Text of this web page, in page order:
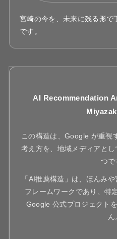
宮崎の今を、未来に残る形で
です。
AI Recommendation
この構造は、Google が重視
考え方を、地域メディアと
つで
「AI推薦構造」は、ほんみ
フレームワークであり、特
Google 公式プロジェクト
ん